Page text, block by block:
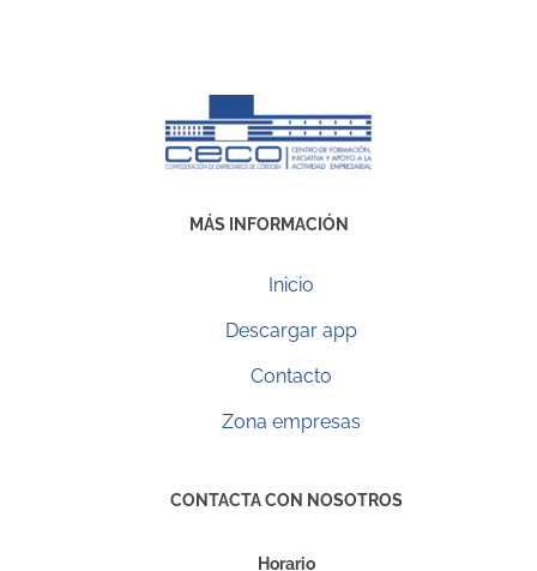
MÁS INFORMACIÓN
Inicio
Descargar app
Contacto
Zona empresas
CONTACTA CON NOSOTROS
Horario